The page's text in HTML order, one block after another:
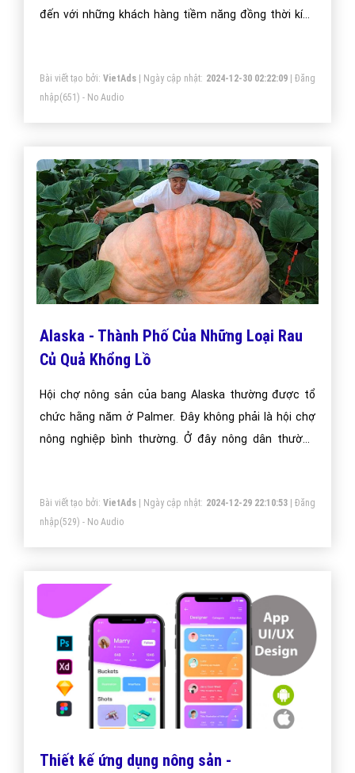
đến với những khách hàng tiềm năng đồng thời kích
Bài viết tạo bởi: VietAds| Ngày cập nhật: 2024-12-30 02:22:09|Đăng
nhập(651) - No Audio
Alaska - Thành Phố Của Những Loại Rau
Củ Quả Khổng Lồ
Hội chợ nông sản của bang Alaska thường được tổ
chức hằng năm ở Palmer. Đây không phải là hội chợ
nông nghiệp bình thường. Ở đây nông dân thường
ngạc.
Bài viết tạo bởi: VietAds| Ngày cập nhật: 2024-12-29 22:10:53|Đăng
nhập(529) - No Audio
Thiết kế ứng dụng nông sản -